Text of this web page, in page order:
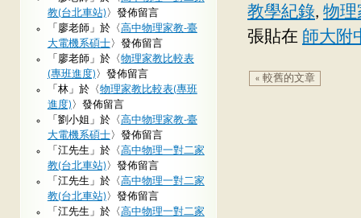
教學紀錄, 物理
張貼在 師大附
« 較舊的文章
教(台北車站) 〉發佈留言
「 廖老師 」於〈 高中物理家教-臺
大電機系碩士〉發佈留言
「 廖老師 」於〈物理家教比較表
(專班進度) 〉發佈留言
「 林」於〈物理家教比較表(專班
進度) 〉發佈留言
「 劉小姐 」於〈 高中物理家教-臺
大電機系碩士〉發佈留言
「 江先生 」於〈 高中物理一對二家
教(台北車站) 〉發佈留言
「 江先生 」於〈 高中物理一對二家
教(台北車站) 〉發佈留言
「 江先生 」於〈 高中物理一對二家